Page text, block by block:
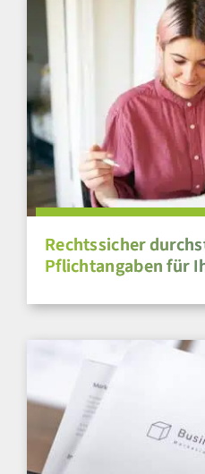
Rechtssicher
Pflichtangaben für